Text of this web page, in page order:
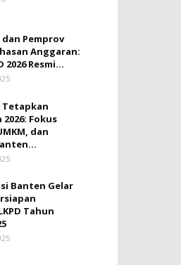
dan Pemprov
Anggaran:
2026 Resmi...
Tetapkan
Fokus
dan
Banten Gelar
Tahun